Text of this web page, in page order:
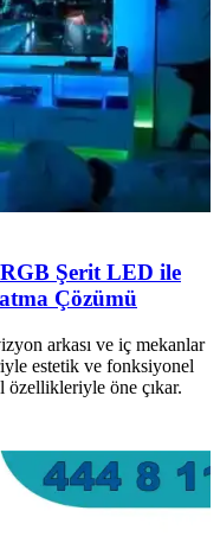
RGB Şerit LED ile
Çözümü
arkası ve iç mekanlar
estetik ve fonksiyonel
özellikleriyle öne çıkar.